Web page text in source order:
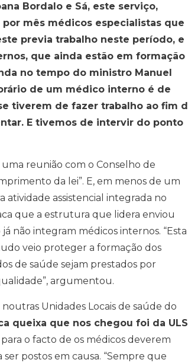
Bordalo e Sá, este serviço,
mês médicos especialistas que
previa trabalho neste período, e
que ainda estão em formação
no tempo do ministro Manuel
de um médico interno é de
tiverem de fazer trabalho ao fim
E tivemos de intervir do ponto
reunião com o Conselho de
da lei”. E, em menos de um
atividade assistencial integrada no
que a estrutura que lidera enviou
não integram médicos internos. “Esta
veio proteger a formação dos
de saúde sejam prestados por
argumentou.
Unidades Locais de saúde do
queixa que nos chegou foi da ULS
o facto de os médicos deverem
postos em causa. “Sempre que